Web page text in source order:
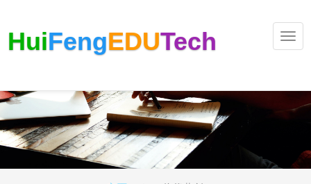
HuiFengEDUTech